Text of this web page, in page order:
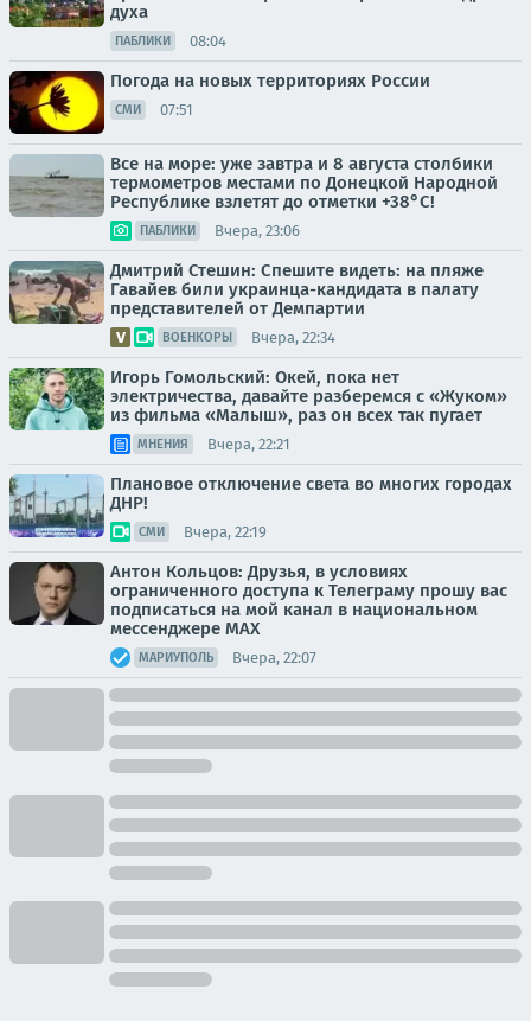
духа
ПАБЛИКИ 08:04
Погода на новых территориях России
СМИ 07:51
Все на море: уже завтра и 8 августа столбики
термометров местами по Донецкой Народной
Республике взлетят до отметки +38°C!
ПАБЛИКИ Вчера, 23:06
Дмитрий Стешин: Спешите видеть: на пляже
Гавайев били украинца-кандидата в палату
представителей от Демпартии
ВОЕНКОРЫ Вчера, 22:34
Игорь Гомольский: Окей, пока нет
электричества, давайте разберемся с «Жуком»
из фильма «Малыш», раз он всех так пугает
МНЕНИЯ Вчера, 22:21
Плановое отключение света во многих городах
ДНР!
СМИ Вчера, 22:19
Антон Кольцов: Друзья, в условиях
ограниченного доступа к Телеграму прошу вас
подписаться на мой канал в национальном
мессенджере МАХ
МАРИУПОЛЬ Вчера, 22:07